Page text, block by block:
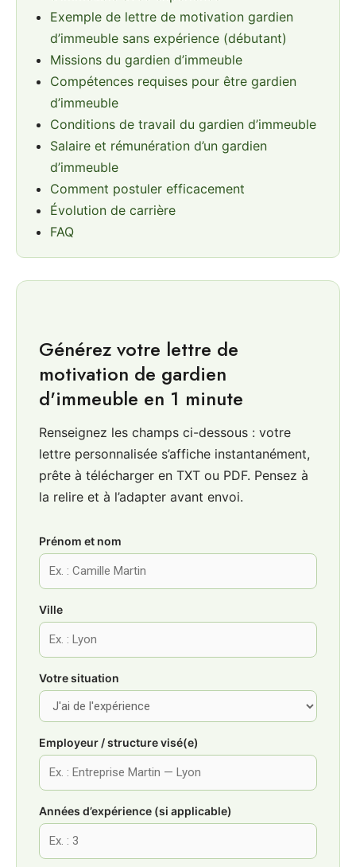
Exemple de lettre de motivation gardien
d’immeuble sans expérience (débutant)
Missions du gardien d’immeuble
Compétences requises pour être gardien
d’immeuble
Conditions de travail du gardien d’immeuble
Salaire et rémunération d’un gardien
d’immeuble
Comment postuler efficacement
Évolution de carrière
FAQ
Générez votre lettre de
motivation de gardien
d'immeuble en 1 minute
Renseignez les champs ci-dessous : votre
lettre personnalisée s’affiche instantanément,
prête à télécharger en TXT ou PDF. Pensez à
la relire et à l’adapter avant envoi.
Prénom et nom
Ville
Votre situation
Employeur / structure visé(e)
Années d’expérience (si applicable)